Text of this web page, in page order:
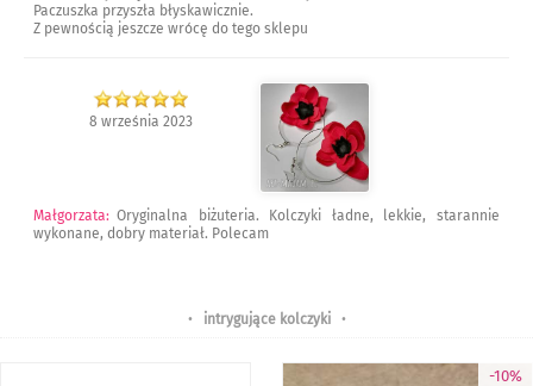
Paczuszka przyszła błyskawicznie.
Z pewnością jeszcze wrócę do tego sklepu
8 września 2023
Małgorzata: Oryginalna biżuteria. Kolczyki ładne, lekkie, starannie
wykonane, dobry materiał. Polecam
• intrygujące kolczyki•
-10%